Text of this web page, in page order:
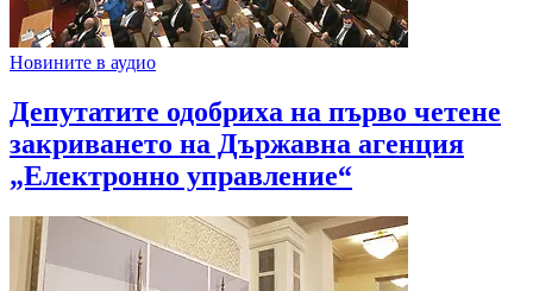
Новините в аудио
Депутатите одобриха на първо четене
закриването на Държавна агенция
„Електронно управление“